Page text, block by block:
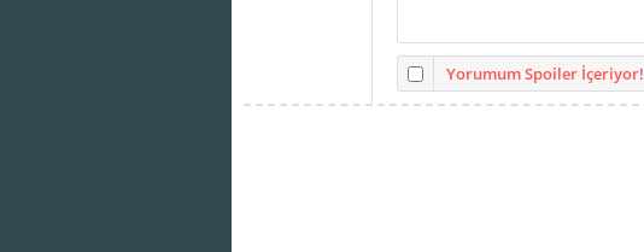
Yorumum Spoiler İçeriyor!